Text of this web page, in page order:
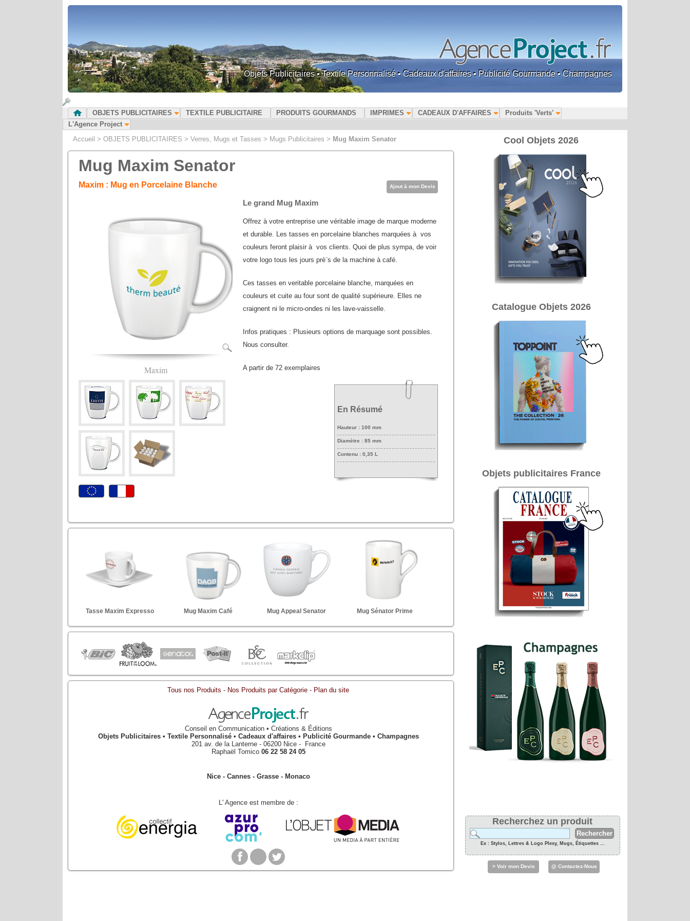
Objets Publicitaires • Textile Personnalisé • Cadeaux d'affaires • Publicité Gourmande • Champagnes
OBJETS PUBLICITAIRES TEXTILE PUBLICITAIRE PRODUITS GOURMANDS IMPRIMES CADEAUX D'AFFAIRES
Produits 'Verts'
L'Agence Project
Accueil > OBJETS PUBLICITAIRES > Verres, Mugs et Tasses > Mugs Publicitaires > Mug Maxim Senator
Mug Maxim Senator
Ajout à mon Devis
Maxim : Mug en Porcelaine Blanche
Maxim
Le grand Mug Maxim
Offrez à votre entreprise une véritable image de marque moderne
et durable. Les tasses en porcelaine blanches marquées à vos
couleurs feront plaisir à vos clients. Quoi de plus sympa, de voir
votre logo tous les jours prè¨s de la machine à café.
Ces tasses en veritable porcelaine blanche, marquées en
couleurs et cuite au four sont de qualité supérieure. Elles ne
craignent ni le micro-ondes ni les lave-vaisselle.
Infos pratiques : Plusieurs options de marquage sont possibles.
Nous consulter.
A partir de 72 exemplaires
En Résumé
Hauteur : 100 mm
Diamètre : 85 mm
Contenu : 0,35 L
Tasse Maxim Expresso Mug Maxim Café Mug Appeal Senator Mug Sénator Prime
Tous nos Produits - Nos Produits par Catégorie - Plan du site
Conseil en Communication • Créations & Éditions
Objets Publicitaires • Textile Personnalisé • Cadeaux d'affaires • Publicité Gourmande • Champagnes
201 av. de la Lanterne - 06200 Nice- France
Raphaël Tomico 06 22 58 24 05
Nice - Cannes - Grasse - Monaco
L' Agence est membre de :
Cool Objets 2026
Catalogue Objets 2026
Objets publicitaires France
Recherchez un produit
Ex : Stylos, Lettres & Logo Plexy, Mugs, Étiquettes ...
> Voir mon Devis @ Contactez-Nous